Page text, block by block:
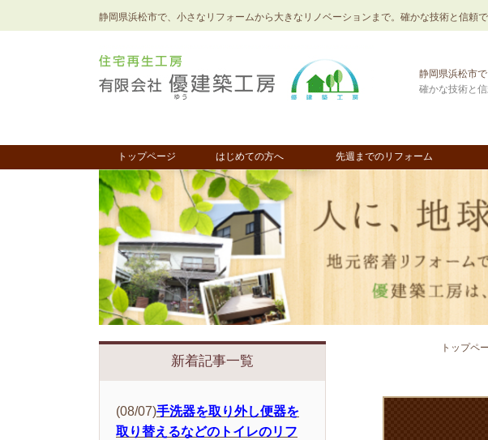
静岡県浜松市で、小さなリフォームから大きなリノベーションまで。確かな技術と信頼
静岡県浜松市
確かな技術と
トップページ はじめての方へ 先週までのリフォーム
トップペ
新着記事一覧
(08/07)手洗器を取り外し便器を
取り替えるなどのトイレのリフ